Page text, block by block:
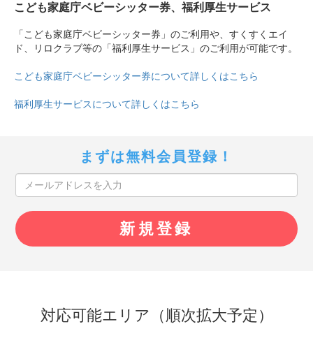
こども家庭庁ベビーシッター券、福利厚生サービス
「こども家庭庁ベビーシッター券」のご利用や、すくすくエイ
ド、リロクラブ等の「福利厚生サービス」のご利用が可能です。
こども家庭庁ベビーシッター券について詳しくはこちら
福利厚生サービスについて詳しくはこちら
まずは無料会員登録！
対応可能エリア（順次拡大予定）